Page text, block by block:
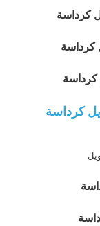
كرداسة
كرداسة
كرداسة